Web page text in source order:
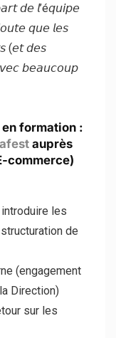
𝘥𝘦 𝘭’é𝘲𝘶𝘪𝘱𝘦
𝘲𝘶𝘦 𝘭𝘦𝘴
(𝘦𝘵 𝘥𝘦𝘴
𝘣𝘦𝘢𝘶𝘤𝘰𝘶𝘱
formation :
afest auprès
commerce)
les
de
(engagement
Direction)
sur les